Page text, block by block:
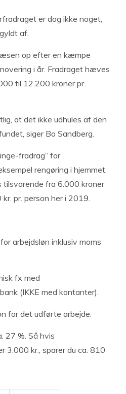
er dog ikke noget,
af.
op efter en kæmpe
i år. Fradraget hæves
til 12.200 kroner pr.
at det ikke udhules af den
siger Bo Sandberg.
fradrag” for
rengøring i hjemmet,
tilsvarende fra 6.000 kroner
pr. person her i 2019.
arbejdsløn inklusiv moms
fx med
(IKKE med kontanter).
for det udførte arbejde.
27 %. Så hvis
3.000 kr., sparer du ca. 810